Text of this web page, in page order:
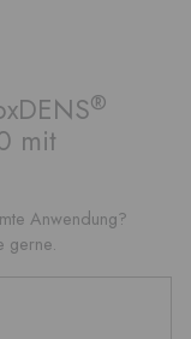
®
mit
Anwendung?
gerne.